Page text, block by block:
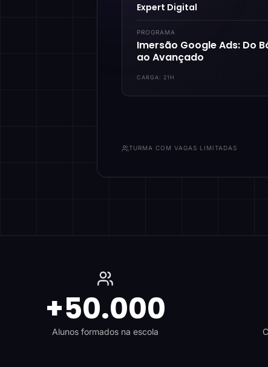
Expert Digital
PROGRAMA
Imersão Google Ads: Do
ao Avançado
CARGA: 21H
TURMA COM VAGAS LIMITADAS
+50.000
Alunos formados na escola